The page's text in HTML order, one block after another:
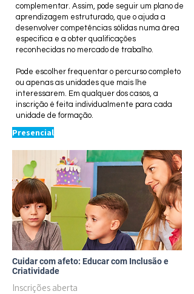
complementar. Assim, pode seguir um plano de
aprendizagem estruturado, que o ajuda a
desenvolver competências sólidas numa área
especifica e a obter qualificações
reconhecidas no mercado de trabalho.
Pode escolher frequentar o percurso completo
ou apenas as unidades que mais lhe
interessarem. Em qualquer dos casos, a
inscrição é feita individualmente para cada
unidade de formação.
Presencial
Cuidar com afeto: Educar com Inclusão e
Criatividade
Inscrições aberta